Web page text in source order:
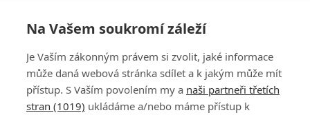
Na Vašem soukromí záleží
Je Vaším zákonným právem si zvolit, jaké informace
může daná webová stránka sdílet a k jakým může mít
přístup. S Vaším povolením my a naši partneři třetích
stran (1019) ukládáme a/nebo máme přístup k